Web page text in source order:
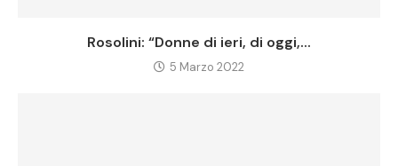
Rosolini: “Donne di ieri, di oggi,...
5 Marzo 2022